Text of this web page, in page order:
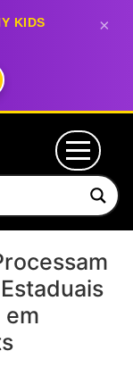
KIDS ×
em